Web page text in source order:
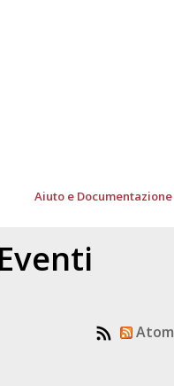
Aiuto e Documentazione
Atom